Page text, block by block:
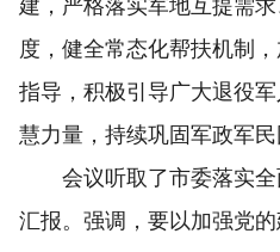
建，严格落实军地互提需求
度，健全常态化帮扶机制
指导，积极引导广大退役
慧力量，持续巩固军政军民
会议听取了市委落实全
汇报。强调，要以加强党